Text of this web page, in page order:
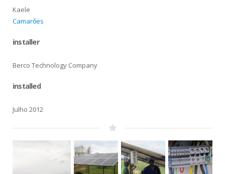
Kaele
Camarőes
installer
Berco Technology Company
installed
Julho 2012